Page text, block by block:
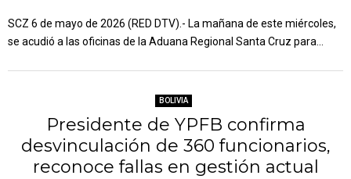
SCZ 6 de mayo de 2026 (RED DTV).- La mañana de este miércoles,
se acudió a las oficinas de la Aduana Regional Santa Cruz para...
BOLIVIA
Presidente de YPFB confirma
desvinculación de 360 funcionarios,
reconoce fallas en gestión actual